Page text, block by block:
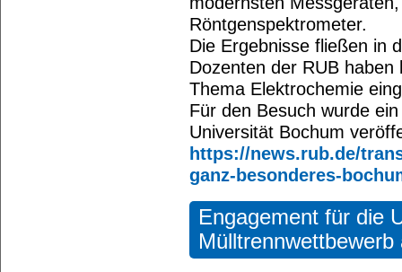
Röntgenspektrometer.
Die Ergebnisse fließen in
Dozenten der RUB
Thema Elektrochemie
Für den Besuch wurde
Universität Bochum
https://news.rub.de/
ganz-besonderes-
Engagement für die